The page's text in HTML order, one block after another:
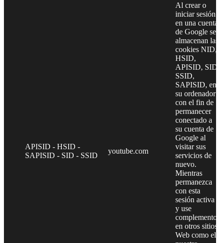
APISID - HSID -
SAPISID - SID - SSID
youtube.com
Al crear o
iniciar sesión
en una cuenta
de Google se
almacenan las
cookies NID,
HSID,
APISID, SID,
SSID,
SAPISID, en
su ordenador
con el fin de
permanecer
conectado a
su cuenta de
Google al
visitar sus
servicios de
nuevo.
Mientras
permanezca
con esta
sesión activa
y use
complementos
en otros sitios
Web como el